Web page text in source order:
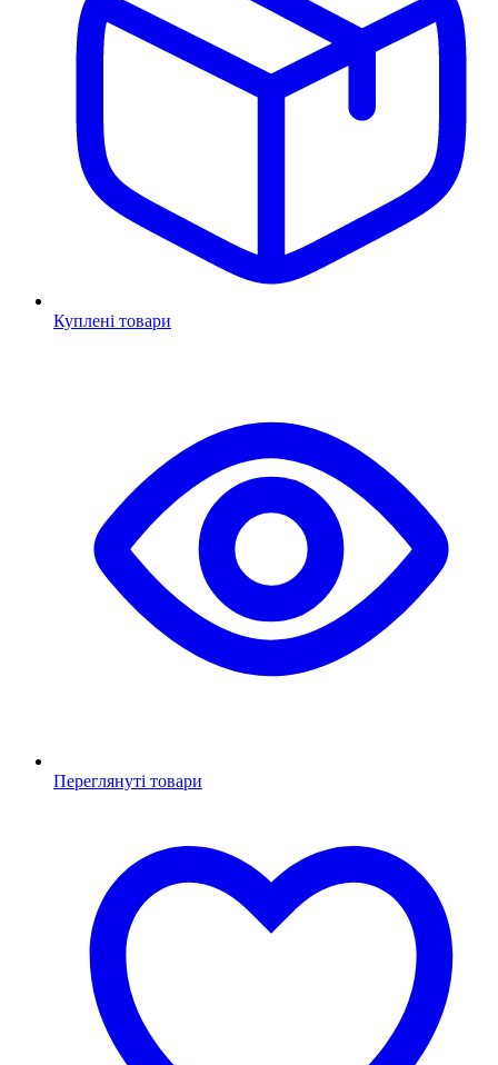
Куплені товари
Переглянуті товари